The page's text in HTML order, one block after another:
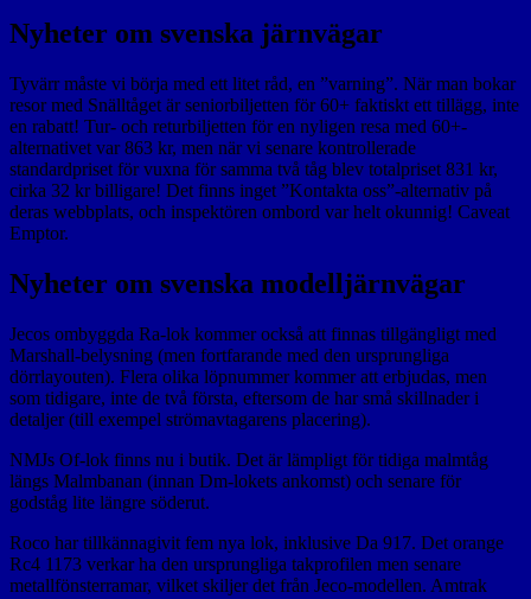
Nyheter om svenska järnvägar
Tyvärr måste vi börja med ett litet råd, en ”varning”. När man bokar
resor med Snälltåget är seniorbiljetten för 60+ faktiskt ett tillägg, inte
en rabatt! Tur- och returbiljetten för en nyligen resa med 60+-
alternativet var 863 kr, men när vi senare kontrollerade
standardpriset för vuxna för samma två tåg blev totalpriset 831 kr,
cirka 32 kr billigare! Det finns inget ”Kontakta oss”-alternativ på
deras webbplats, och inspektören ombord var helt okunnig! Caveat
Emptor.
Nyheter om svenska modelljärnvägar
Jecos ombyggda Ra-lok kommer också att finnas tillgängligt med
Marshall-belysning (men fortfarande med den ursprungliga
dörrlayouten). Flera olika löpnummer kommer att erbjudas, men
som tidigare, inte de två första, eftersom de har små skillnader i
detaljer (till exempel strömavtagarens placering).
NMJs Of-lok finns nu i butik. Det är lämpligt för tidiga malmtåg
längs Malmbanan (innan Dm-lokets ankomst) och senare för
godståg lite längre söderut.
Roco har tillkännagivit fem nya lok, inklusive Da 917. Det orange
Rc4 1173 verkar ha den ursprungliga takprofilen men senare
metallfönsterramar, vilket skiljer det från Jeco-modellen. Amtrak